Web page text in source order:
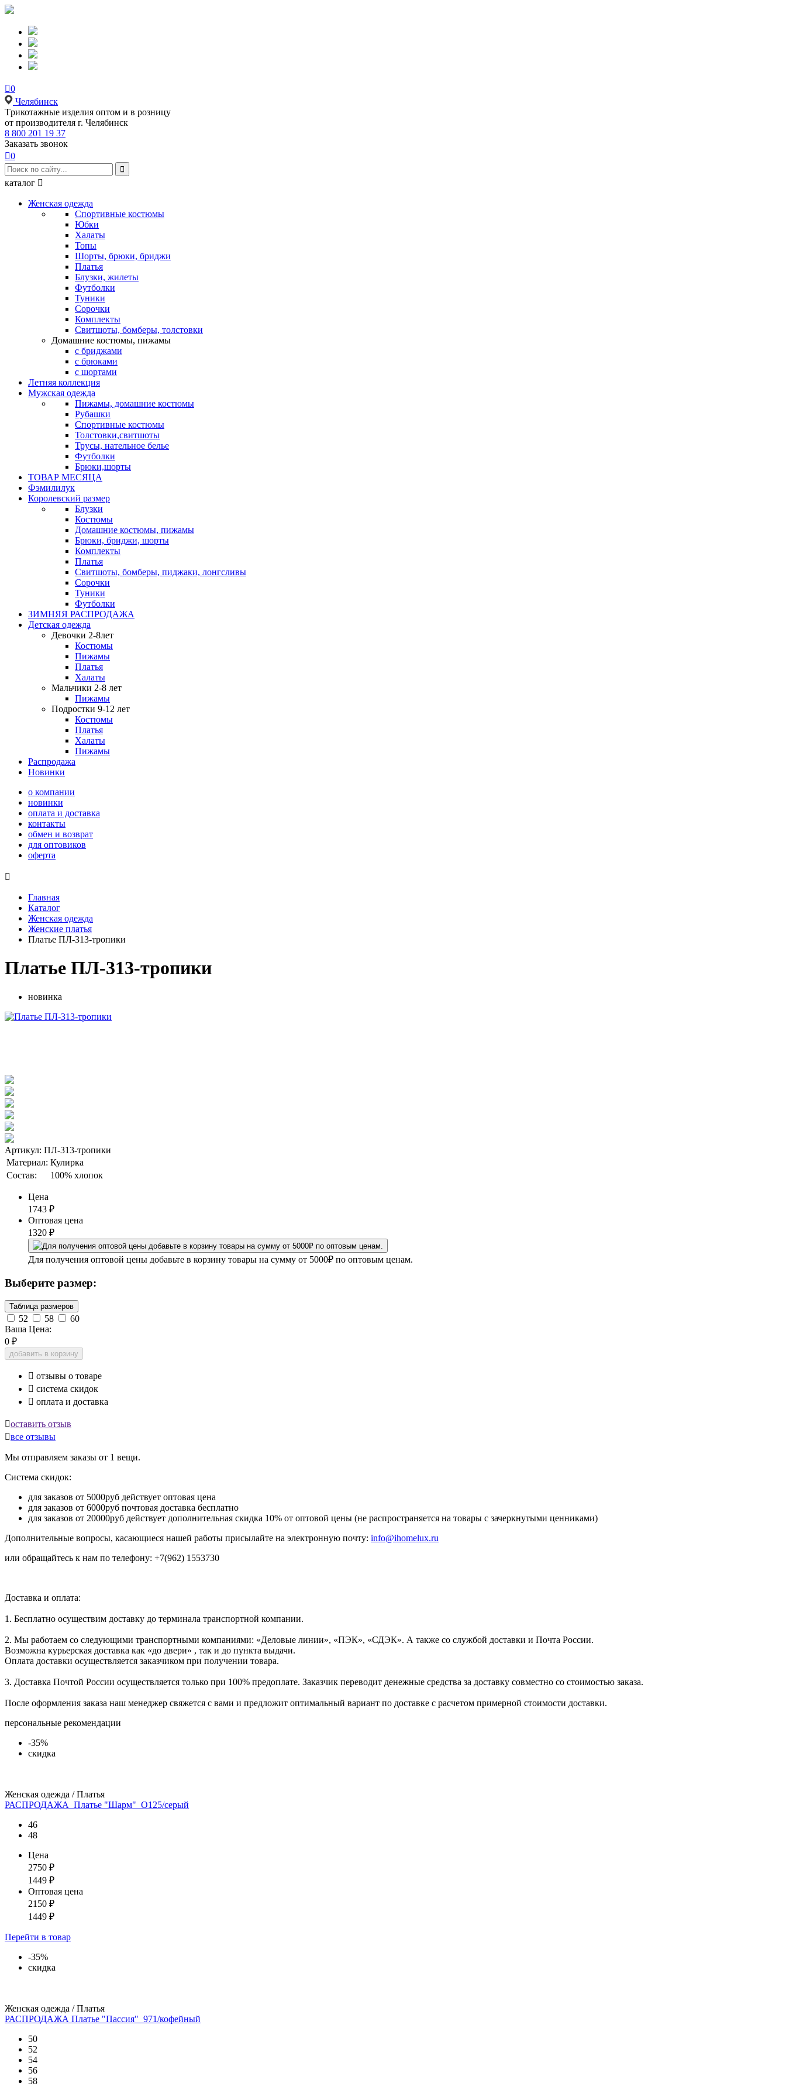
0
Челябинск
Tрикотажные изделия оптом и в розницу
от производителя г. Челябинск
8 800 201 19 37
Заказать звонок
0

каталог 
Женская одежда
Спортивные костюмы
Юбки
Халаты
Топы
Шорты, брюки, бриджи
Платья
Блузки, жилеты
Футболки
Туники
Сорочки
Комплекты
Свитшоты, бомберы, толстовки
Домашние костюмы, пижамы
с бриджами
с брюками
с шортами
Летняя коллекция
Мужская одежда
Пижамы, домашние костюмы
Рубашки
Спортивные костюмы
Толстовки,свитшоты
Трусы, нательное белье
Футболки
Брюки,шорты
ТОВАР МЕСЯЦА
Фэмилилук
Королевский размер
Блузки
Костюмы
Домашние костюмы, пижамы
Брюки, бриджи, шорты
Комплекты
Платья
Свитшоты, бомберы, пиджаки, лонгсливы
Сорочки
Туники
Футболки
ЗИМНЯЯ РАСПРОДАЖА
Детская одежда
Девочки 2-8лет
Костюмы
Пижамы
Платья
Халаты
Мальчики 2-8 лет
Пижамы
Подростки 9-12 лет
Костюмы
Платья
Халаты
Пижамы
Распродажа
Новинки
о компании
новинки
оплата и доставка
контакты
обмен и возврат
для оптовиков
оферта

Главная
Каталог
Женская одежда
Женские платья
Платье ПЛ-313-тропики
Платье ПЛ-313-тропики
новинка
Артикул: ПЛ-313-тропики
Материал: Кулирка
Состав:
100% хлопок
Цена
1743 ₽
Оптовая цена
1320 ₽
Для получения оптовой цены добавьте в корзину товары на сумму от 5000₽ по оптовым ценам.
Выберите размер:
Таблица размеров
52 58
60
Ваша Цена:
0 ₽
добавить в корзину
 отзывы о товаре
 система скидок
 оплата и доставка
оставить отзыв
все отзывы
Мы отправляем заказы от 1 вещи.
Система скидок:
для заказов от 5000руб действует оптовая цена
для заказов от 6000руб почтовая доставка бесплатно
для заказов от 20000руб действует дополнительная скидка 10% от оптовой цены (не распространяется на товары с зачеркнутыми ценниками)
Дополнительные вопросы, касающиеся нашей работы присылайте на электронную почту: info@ihomelux.ru
или обращайтесь к нам по телефону: +7(962) 1553730
Доставка и оплата:
1. Бесплатно осуществим доставку до терминала транспортной компании.
2. Мы работаем со следующими транспортными компаниями: «Деловые линии», «ПЭК», «СДЭК». А также со службой доставки и Почта России.
Возможна курьерская доставка как «до двери» , так и до пункта выдачи.
Оплата доставки осуществляется заказчиком при получении товара.
3. Доставка Почтой России осуществляется только при 100% предоплате. Заказчик переводит денежные средства за доставку совместно со стоимостью заказа.
После оформления заказа наш менеджер свяжется с вами и предложит оптимальный вариант по доставке с расчетом примерной стоимости доставки.
персональные рекомендации
-35%
скидка
Женская одежда / Платья
РАСПРОДАЖА_Платье "Шарм"_О125/серый
46
48
Цена
2750 ₽
1449 ₽
Оптовая цена
2150 ₽
1449 ₽
Перейти в товар
-35%
скидка
Женская одежда / Платья
РАСПРОДАЖА Платье "Пассия"_971/кофейный
50
52
54
56
58